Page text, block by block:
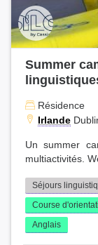
Summer
Résidence
Irlande
Un summer
multiactivités.
Séjours
Course
Anglais